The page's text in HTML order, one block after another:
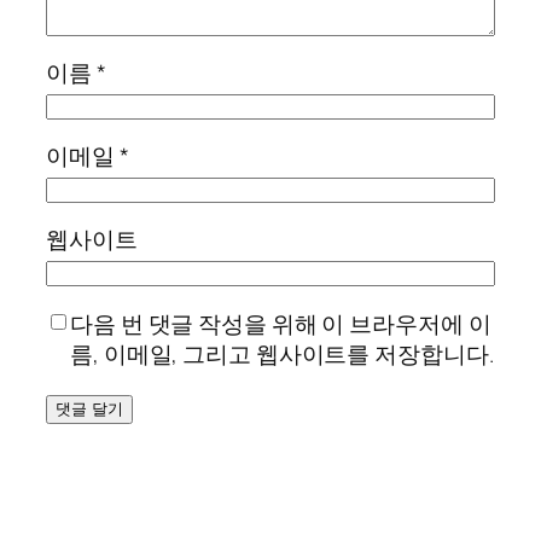
이름*
이메일 *
웹사이트
다음 번 댓글 작성을 위해 이 브라우저에 이
름, 이메일, 그리고 웹사이트를 저장합니다.